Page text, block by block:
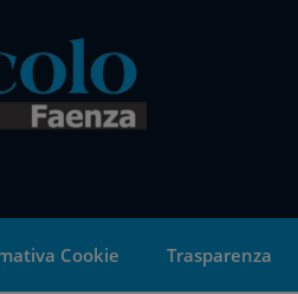
Cookie Trasparenza